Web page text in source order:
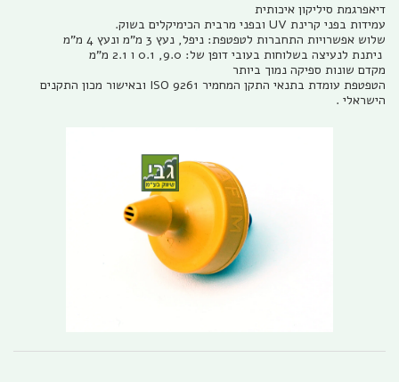
דיאפרגמת סיליקון איכותית
עמידות בפני קרינת UV ובפני מרבית הכימיקלים בשוק.
שלוש אפשרויות התחברות לטפטפת: ניפל, נעץ 3 מ"מ ונעץ 4 מ"מ
ניתנת לנעיצה בשלוחות בעובי דופן של: 9.0, 0.1 ו 2.1 מ"מ
מקדם שונות ספיקה נמוך ביותר
הטפטפת עומדת בתנאי התקן המחמיר 9261 ISO ובאישור מכון התקנים
הישראלי .